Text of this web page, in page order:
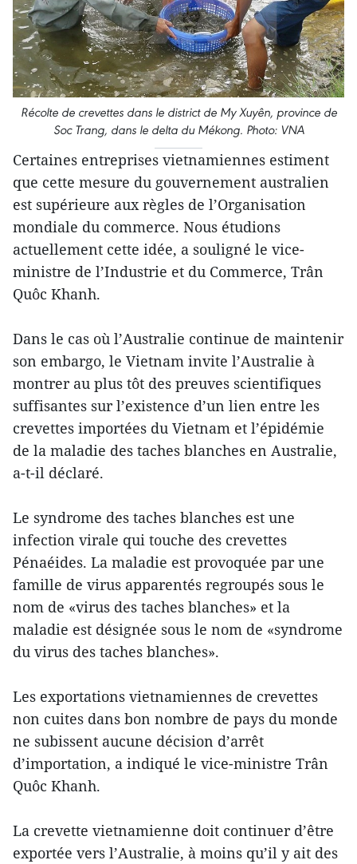
Récolte de crevettes dans le district de My Xuyên, province de
Soc Trang, dans le delta du Mékong. Photo: VNA
Certaines entreprises vietnamiennes estiment
que cette mesure du gouvernement australien
est supérieure aux règles de l’Organisation
mondiale du commerce. Nous étudions
actuellement cette idée, a souligné le vice-
ministre de l’Industrie et du Commerce, Trân
Quôc Khanh.
Dans le cas où l’Australie continue de maintenir
son embargo, le Vietnam invite l’Australie à
montrer au plus tôt des preuves scientifiques
suffisantes sur l’existence d’un lien entre les
crevettes importées du Vietnam et l’épidémie
de la maladie des taches blanches en Australie,
a-t-il déclaré.
Le syndrome des taches blanches est une
infection virale qui touche des crevettes
Pénaéides. La maladie est provoquée par une
famille de virus apparentés regroupés sous le
nom de «virus des taches blanches» et la
maladie est désignée sous le nom de «syndrome
du virus des taches blanches».
Les exportations vietnamiennes de crevettes
non cuites dans bon nombre de pays du monde
ne subissent aucune décision d’arrêt
d’importation, a indiqué le vice-ministre Trân
Quôc Khanh.
La crevette vietnamienne doit continuer d’être
exportée vers l’Australie, à moins qu’il y ait des